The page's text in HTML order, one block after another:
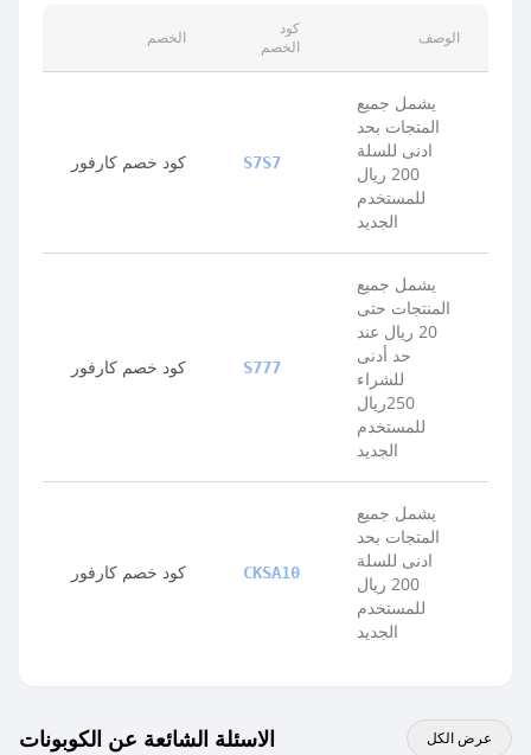
الخصم
كود
الخصم
الوصف
كود خصم كارفور S7S7
يشمل جميع
المتجات بحد
ادنى للسلة
200 ريال
للمستخدم
الجديد
كود خصم كارفور S777
يشمل جميع
المنتجات حتى
20 ريال عند
حد أدنى
للشراء
250ريال
للمستخدم
الجديد
كود خصم كارفور CKSA10
يشمل جميع
المتجات بحد
ادنى للسلة
200 ريال
للمستخدم
الجديد
الاسئلة الشائعة عن الكوبونات عرض الكل